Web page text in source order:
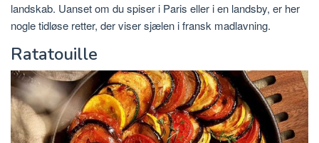
landskab. Uanset om du spiser i Paris eller i en landsby, er her
nogle tidløse retter, der viser sjælen i fransk madlavning.
Ratatouille